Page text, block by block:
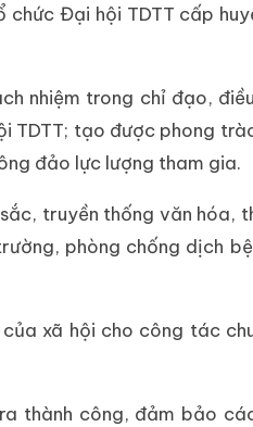
Đại hội TDTT cấp
nhiệm trong chỉ đạo,
TDTT; tạo được phong
đảo lực lượng tham gia.
truyền thống văn hóa,
phòng chống dịch
xã hội cho công tác
thành công, đảm bảo